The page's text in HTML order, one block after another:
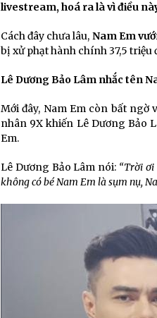
livestream, hoá ra là vì điều
Cách đây chưa lâu, Nam Em
bị xử phạt hành chính 37,5
Lê Dương Bảo Lâm nhắc tên
Mới đây, Nam Em còn bất ngờ
nhân 9X khiến Lê Dương Bảo
Em.
Lê Dương Bảo Lâm nói: “Trời ơi
không có bé Nam Em là sụm nụ,